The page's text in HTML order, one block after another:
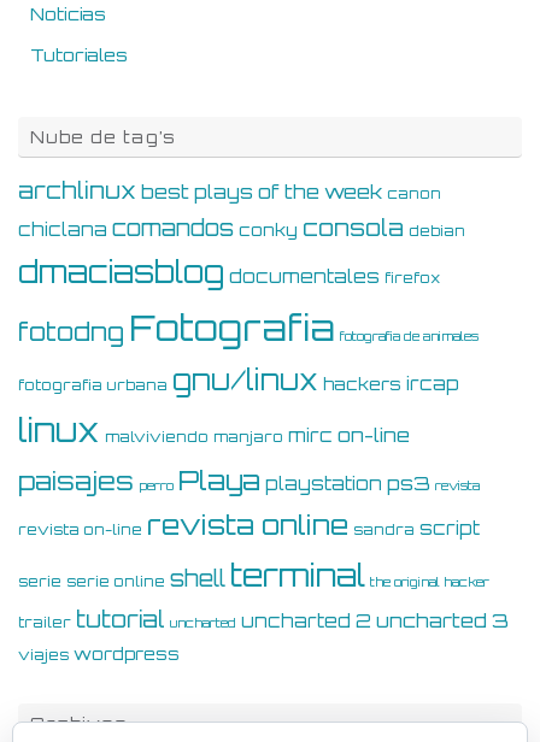
Noticias
Tutoriales
Nube de tag’s
archlinux best plays of the week canon
chiclana comandos conky consola debian
dmaciasblog documentales firefox
fotodng Fotografia fotografia de animales
fotografia urbana gnu/linux hackers ircap
linux malviviendo manjaro mirc on-line
paisajes perro Playa playstation ps3 revista
revista on-line revista online sandra script
serie serie online shell terminal the original hacker
trailer tutorial uncharted uncharted 2 uncharted 3
viajes wordpress
Archivos